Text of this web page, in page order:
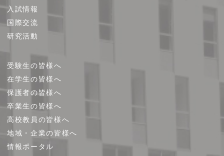
プ 入試情報
国際交流
研究活動
受験生の皆様へ
在学生の皆様へ
保護者の皆様へ
卒業生の皆様へ
高校教員の皆様へ
地域・企業の皆様へ
情報ポータル